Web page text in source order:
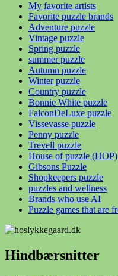
My favorite artists
Favorite puzzle brands
Adventure puzzle
Vintage puzzle
Spring puzzle
summer puzzle
Autumn puzzle
Winter puzzle
Country puzzle
Bonnie White puzzle
FalconDeLuxe puzzle
Vissevasse puzzle
Penny puzzle
Trevell puzzle
House of puzzle (HOP)
Gibsons Puzzle
Shopkeepers puzzle
puzzles and wellness
Brands who use AI
Puzzle games that are
Hindbærsnitter